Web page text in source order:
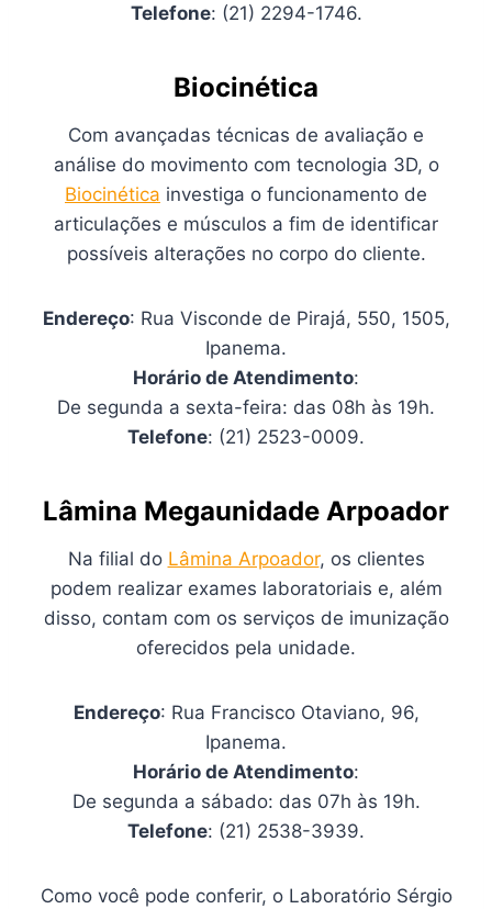
Telefone: (21) 2294-1746.
Biocinética
Com avançadas técnicas de avaliação e
análise do movimento com tecnologia 3D, o
Biocinética investiga o funcionamento de
articulações e músculos a fim de identificar
possíveis alterações no corpo do cliente.
Endereço: Rua Visconde de Pirajá, 550, 1505,
Ipanema.
Horário de Atendimento:
De segunda a sexta-feira: das 08h às 19h.
Telefone: (21) 2523-0009.
Lâmina Megaunidade Arpoador
Na filial do Lâmina Arpoador, os clientes
podem realizar exames laboratoriais e, além
disso, contam com os serviços de imunização
oferecidos pela unidade.
Endereço: Rua Francisco Otaviano, 96,
Ipanema.
Horário de Atendimento:
De segunda a sábado: das 07h às 19h.
Telefone: (21) 2538-3939.
Como você pode conferir, o Laboratório Sérgio